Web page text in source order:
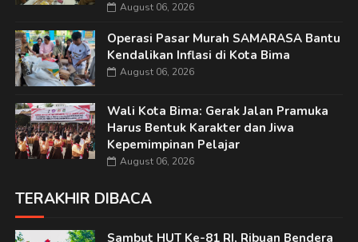
August 06, 2026
Operasi Pasar Murah SAMARASA Bantu
Kendalikan Inflasi di Kota Bima
August 06, 2026
Wali Kota Bima: Gerak Jalan Pramuka
Harus Bentuk Karakter dan Jiwa
Kepemimpinan Pelajar
August 06, 2026
TERAKHIR DIBACA
Sambut HUT Ke-81 RI, Ribuan Bendera